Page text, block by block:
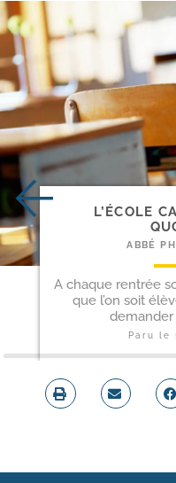
L’ÉCOLE
ABBÉ
A chaque rentrée
que l’on soit
demander
Paru le